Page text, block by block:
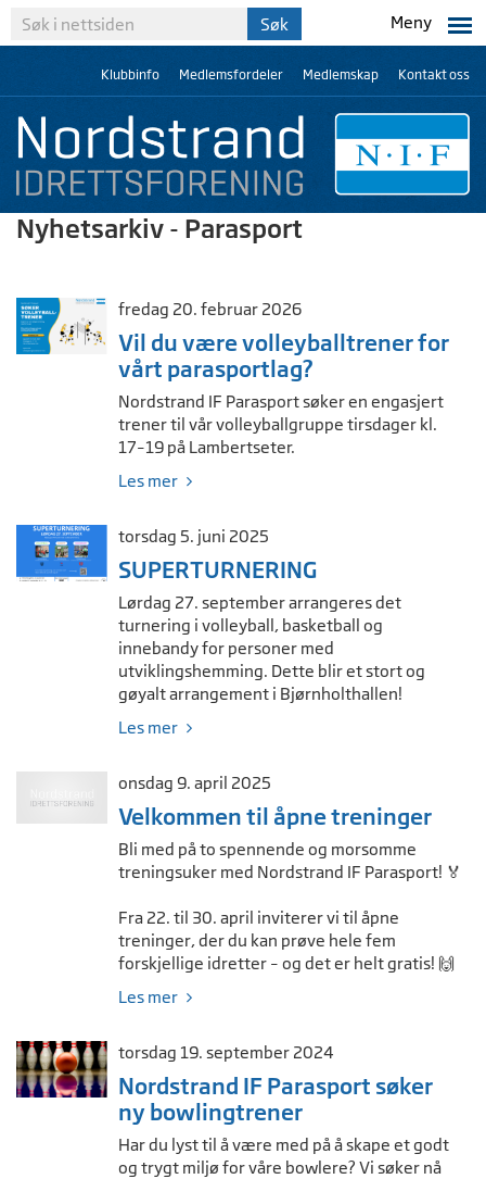
Meny
Klubbinfo Medlemsfordeler Medlemskap Kontakt oss
Nyhetsarkiv - Parasport
fredag 20. februar 2026
Vil du være volleyballtrener for
vårt parasportlag?
Nordstrand IF Parasport søker en engasjert
trener til vår volleyballgruppe tirsdager kl.
17–19 på Lambertseter.
Les mer
torsdag 5. juni 2025
SUPERTURNERING
Lørdag 27. september arrangeres det
turnering i volleyball, basketball og
innebandy for personer med
utviklingshemming. Dette blir et stort og
gøyalt arrangement i Bjørnholthallen!
Les mer
onsdag 9. april 2025
Velkommen til åpne treninger
Bli med på to spennende og morsomme
treningsuker med Nordstrand IF Parasport! 🏅
Fra 22. til 30. april inviterer vi til åpne
treninger, der du kan prøve hele fem
forskjellige idretter – og det er helt gratis! 🙌
Les mer
torsdag 19. september 2024
Nordstrand IF Parasport søker
ny bowlingtrener
Har du lyst til å være med på å skape et godt
og trygt miljø for våre bowlere? Vi søker nå